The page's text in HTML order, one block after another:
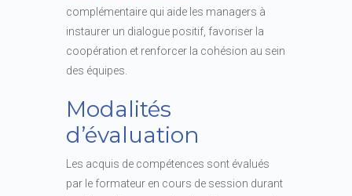
complémentaire qui aide les managers à
instaurer un dialogue positif, favoriser la
coopération et renforcer la cohésion au sein
des équipes.
Modalités
d’évaluation
Les acquis de compétences sont évalués
par le formateur en cours de session durant